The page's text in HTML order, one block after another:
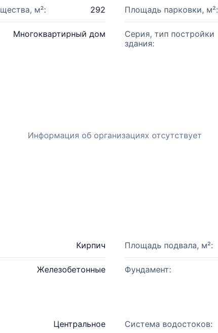
м²: 292 Площадь парковки, м²:
Многоквартирный дом
Серия, тип постройки
здания:
Информация об организациях отсутствует
Кирпич Площадь подвала, м²:
Железобетонные Фундамент:
Центральное Система водостоков: